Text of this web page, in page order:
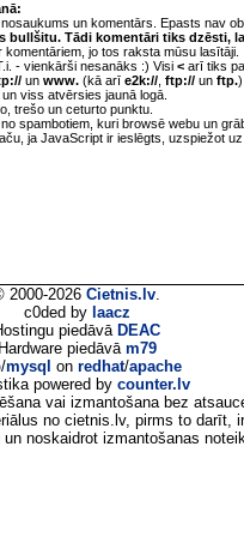
un komentārs. Epasts nav
bullšitu. Tādi komentāri tiks dzēsti,
komentāriem, jo tos raksta mūsu lasītāji.
- vienkārši nesanāks :) Visi < arī tiks
un www. (kā arī e2k:// ftp:// un ftp.
viss atvērsies jaunā logā.
trešo un ceturto punktu.
spambotiem, kuri browsē webu un
taču, ja JavaScript ir ieslēgts, uzspiežot
2000-2026 Cietnis.lv.
c0ded by laacz
piedāvā DEAC
Hardware piedāvā m79
/mysql on redhat/apache
powered by counter.lv
vai izmantošana bez
no cietnis.lv, pirms to darīt,
noskaidrot izmantošanas